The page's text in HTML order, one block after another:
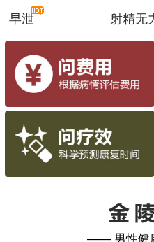
早泄
射精无
—— 男性健